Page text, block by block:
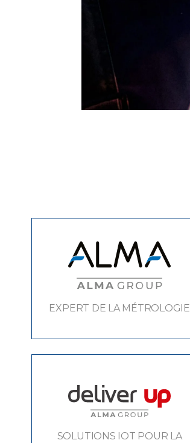
EXPERT DE LA MÉTROLOGIE
SOLUTIONS IOT POUR LA